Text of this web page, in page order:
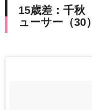
15歳差：千秋
ューサー（30）